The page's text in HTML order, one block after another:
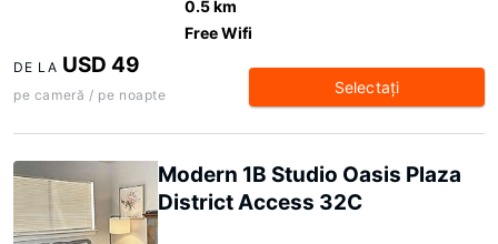
0.5 km
Free Wifi
DE LA USD 49
pe cameră / pe noapte Selectaţi
Modern 1B Studio Oasis Plaza
District Access 32C